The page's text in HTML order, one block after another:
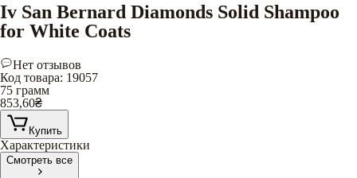
Iv San Bernard Diamonds Solid Shampoo
for White Coats
Нет отзывов
Код товара: 19057
75 грамм
853,60₴
Купить
Характеристики
Смотреть все